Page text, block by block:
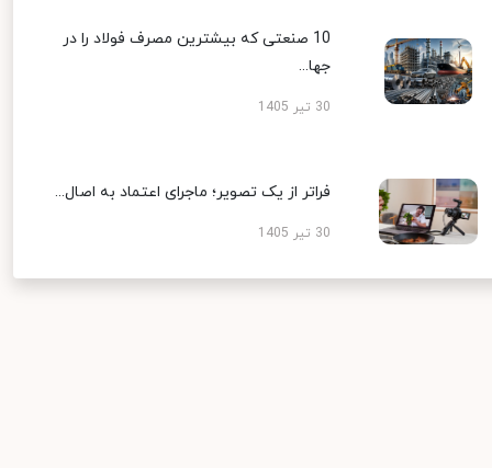
10 صنعتی که بیشترین مصرف فولاد را در
جها...
30 تیر 1405
فراتر از یک تصویر؛ ماجرای اعتماد به اصال...
30 تیر 1405